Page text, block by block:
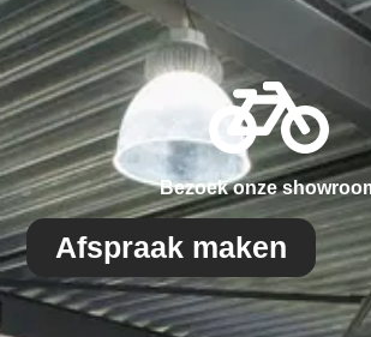
Bezoek onze
Afspraak maken